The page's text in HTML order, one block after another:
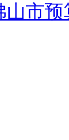
山市